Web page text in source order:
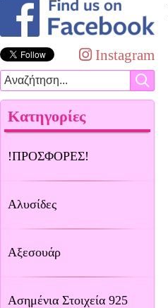
Instagram
Κατηγορίες
!ΠΡΟΣΦΟΡΕΣ!
Αλυσίδες
Αξεσουάρ
Ασημένια Στοιχεία 925